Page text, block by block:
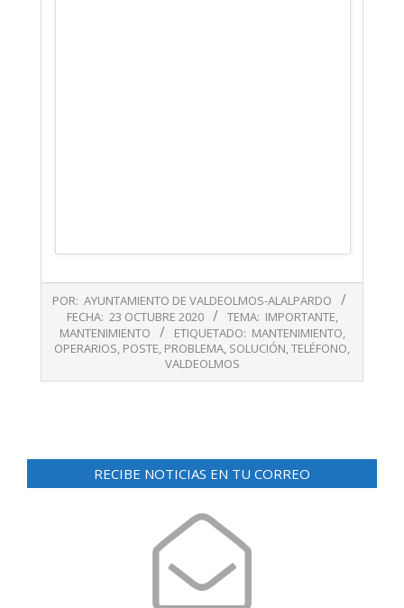
10-
POR: AYUNTAMIENTO DE VALDEOLMOS-ALALPARDO
FECHA: 23 OCTUBRE 2020 TEMA: IMPORTANTE,
MANTENIMIENTO
ETIQUETADO: MANTENIMIENTO,
OPERARIOS, POSTE, PROBLEMA, SOLUCIÓN,TELÉFONO,
VALDEOLMOS
RECIBE NOTICIAS EN TU CORREO